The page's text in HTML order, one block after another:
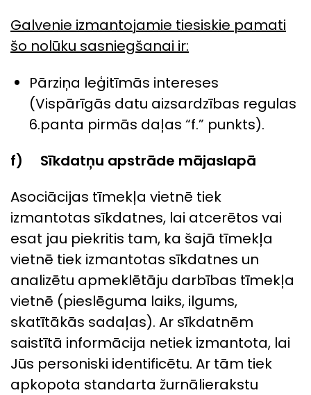
Galvenie izmantojamie tiesiskie pamati
šo nolūku sasniegšanai ir:
Pārziņa leģitīmās intereses
(Vispārīgās datu aizsardzības regulas
6.panta pirmās daļas “f.” punkts).
f) Sīkdatņu apstrāde mājaslapā
Asociācijas tīmekļa vietnē tiek
izmantotas sīkdatnes, lai atcerētos vai
esat jau piekritis tam, ka šajā tīmekļa
vietnē tiek izmantotas sīkdatnes un
analizētu apmeklētāju darbības tīmekļa
vietnē (pieslēguma laiks, ilgums,
skatītākās sadaļas). Ar sīkdatnēm
saistītā informācija netiek izmantota, lai
Jūs personiski identificētu. Ar tām tiek
apkopota standarta žurnālierakstu